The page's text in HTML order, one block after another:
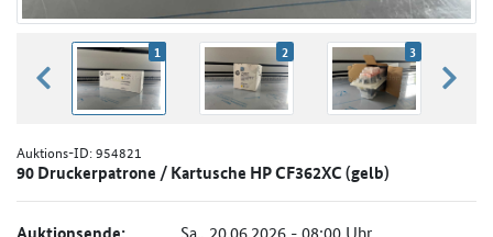
zurück blättern
1 2 3
Auktions-ID:954821
90 Druckerpatrone / Kartusche HP CF362XC (gelb)
Sa., 20.06.2026 - 08:00 Uhr